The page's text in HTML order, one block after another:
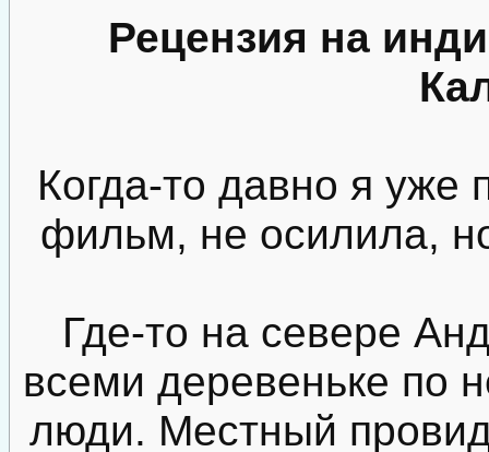
Рецензия на
Когда-то давно я уже
фильм, не осилила,
Где-то на севере
всеми деревеньке по
люди. Местный